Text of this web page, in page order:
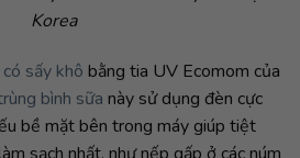
Korea
sấy khô bằng tia UV Ecomom của
bình sữa này sử dụng đèn cực
bề mặt bên trong máy giúp tiệt